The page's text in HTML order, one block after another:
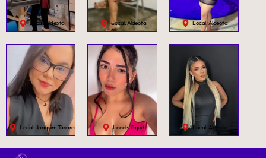
Local: Aldeota Local: Aldeota Local: Aldeota
Local: Joaquim Távora Local: Jóquei Local: Aldeota